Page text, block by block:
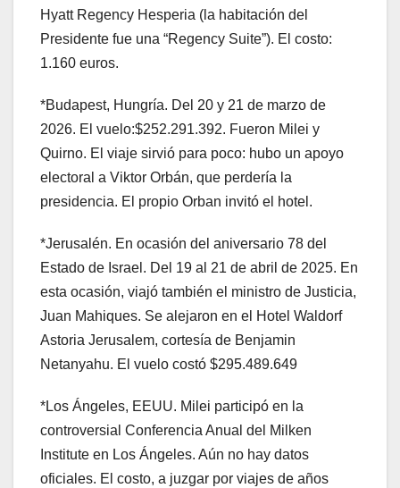
Hyatt Regency Hesperia (la habitación del
Presidente fue una “Regency Suite”). El costo:
1.160 euros.
*Budapest, Hungría. Del 20 y 21 de marzo de
2026. El vuelo:$252.291.392. Fueron Milei y
Quirno. El viaje sirvió para poco: hubo un apoyo
electoral a Viktor Orbán, que perdería la
presidencia. El propio Orban invitó el hotel.
*Jerusalén. En ocasión del aniversario 78 del
Estado de Israel. Del 19 al 21 de abril de 2025. En
esta ocasión, viajó también el ministro de Justicia,
Juan Mahiques. Se alejaron en el Hotel Waldorf
Astoria Jerusalem, cortesía de Benjamin
Netanyahu. El vuelo costó $295.489.649
*Los Ángeles, EEUU. Milei participó en la
controversial Conferencia Anual del Milken
Institute en Los Ángeles. Aún no hay datos
oficiales. El costo, a juzgar por viajes de años